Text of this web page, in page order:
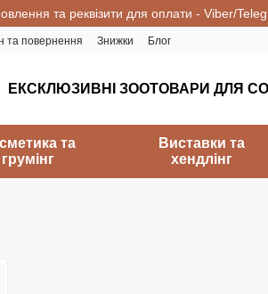
та реквізити для оплати - Viber/
та повернення Знижки Блог
ЕКСКЛЮЗИВНІ ЗООТОВАРИ ДЛЯ
та
грумінг
Виставки та
хендлінг